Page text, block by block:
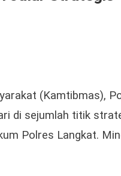
(Kamtibmas),
di sejumlah titik
Polres Langkat.